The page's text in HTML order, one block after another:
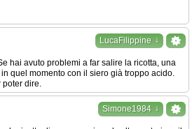
LucaFilippine ↓
hai avuto problemi a far salire la ricotta, una
quel momento con il siero già troppo acido.
poter dire.
Simone1984 ↓